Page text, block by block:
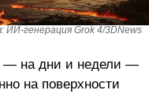
ИИ-генерация Grok 4/3DNews
— на дни и недели —
на поверхности